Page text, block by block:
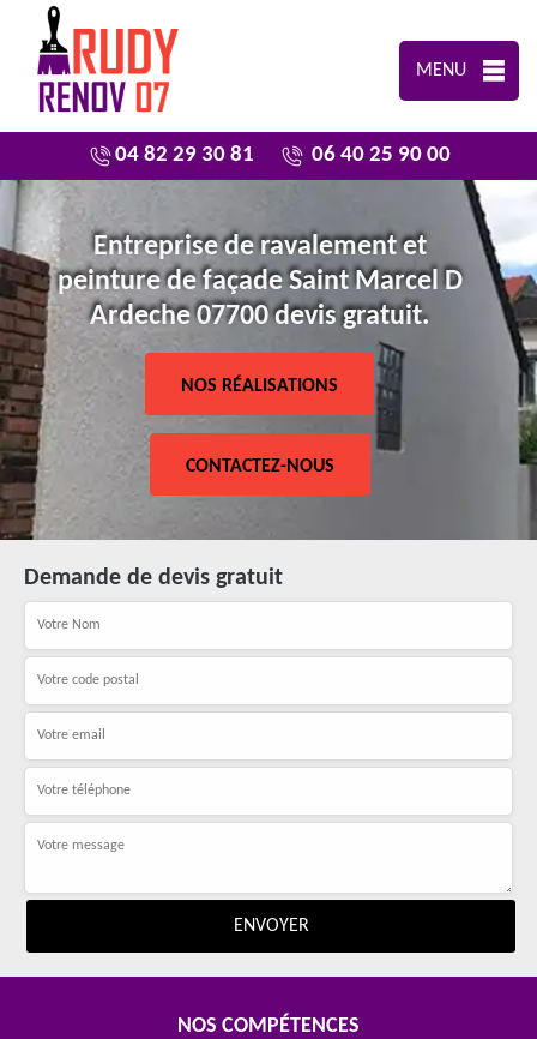
MENU
04 82 29 30 81 06 40 25 90 00
Entreprise de ravalement et
peinture de façade Saint Marcel D
Ardeche 07700 devis gratuit.
NOS RÉALISATIONS
CONTACTEZ-NOUS
Demande de devis gratuit
NOS COMPÉTENCES